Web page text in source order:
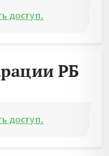
доступ.
РБ
доступ.